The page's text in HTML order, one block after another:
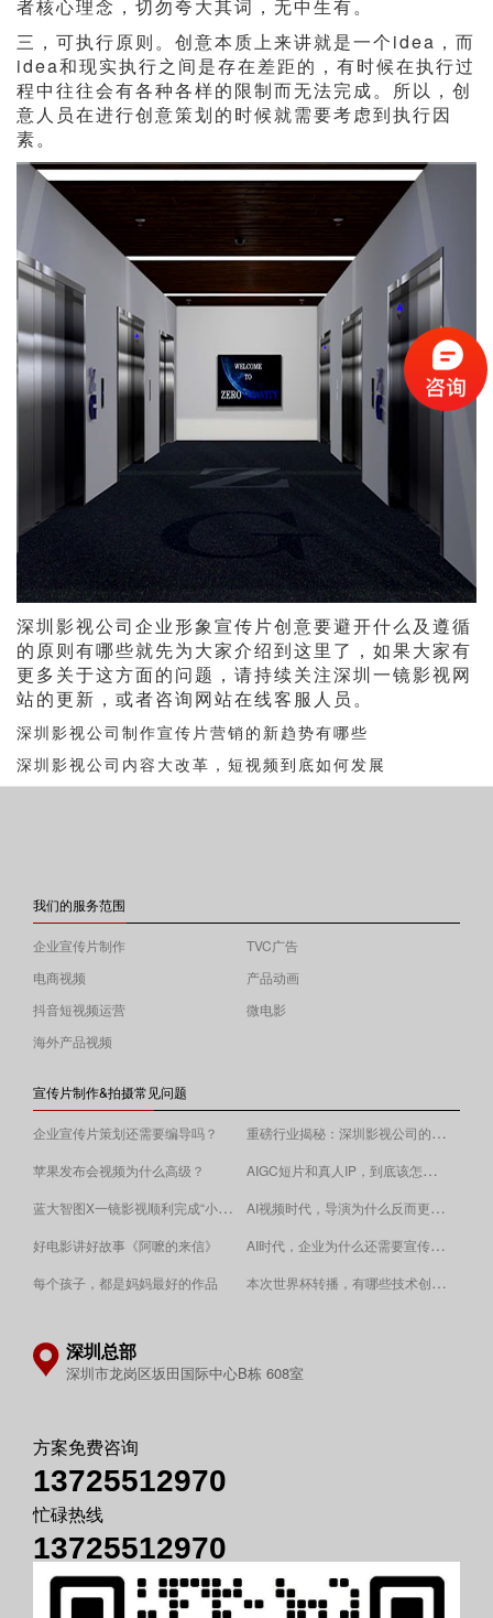
者核心理念，切勿夸大其词，无中生有。
三，可执行原则。创意本质上来讲就是一个idea，而
idea和现实执行之间是存在差距的，有时候在执行过
程中往往会有各种各样的限制而无法完成。所以，创
意人员在进行创意策划的时候就需要考虑到执行因
素。
深圳影视公司企业形象宣传片创意要避开什么及遵循
的原则有哪些就先为大家介绍到这里了，如果大家有
更多关于这方面的问题，请持续关注深圳一镜影视网
站的更新，或者咨询网站在线客服人员。
深圳影视公司制作宣传片营销的新趋势有哪些
深圳影视公司内容大改革，短视频到底如何发展
我们的服务范围
企业宣传片制作
TVC广告
电商视频
产品动画
抖音短视频运营
微电影
海外产品视频
宣传片制作&拍摄常见问题
企业宣传片策划还需要编导吗？ 重磅行业揭秘：深圳影视公司的收费逻辑！
苹果发布会视频为什么高级？
AIGC短片和真人IP，到底该怎么选？
蓝大智图X一镜影视顺利完成“小蓝本”广告影片拍摄制作。
AI视频时代，导演为什么反而更重要？
好电影讲好故事《阿嚒的来信》 AI时代，企业为什么还需要宣传片？
每个孩子，都是妈妈最好的作品 ​本次世界杯转播，有哪些技术创新值得关注？
深圳总部
深圳市龙岗区坂田国际中心B栋 608室
方案免费咨询
13725512970
忙碌热线
13725512970